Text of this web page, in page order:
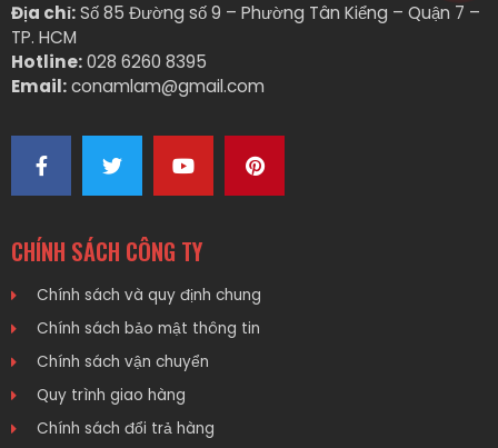
Địa chỉ:Số 85 Đường số 9 – Phường Tân Kiểng – Quận 7 –
TP. HCM
Hotline:028 6260 8395
Email:conamlam@gmail.com
CHÍNH SÁCH CÔNG TY
Chính sách và quy định chung
Chính sách bảo mật thông tin
Chính sách vận chuyển
Quy trình giao hàng
Chính sách đổi trả hàng